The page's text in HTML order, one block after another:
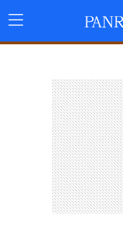
Menu
Principal